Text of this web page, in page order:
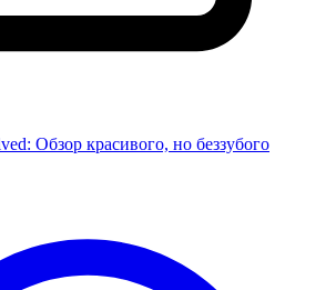
Обзор красивого, но беззубого